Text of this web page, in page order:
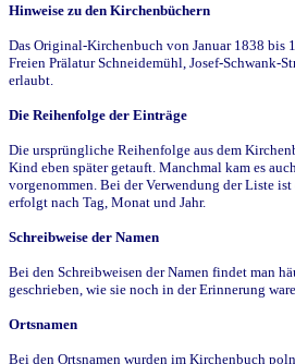
Hinweise zu den Kirchenbüchern
Das Original-Kirchenbuch von Januar 1838 bis
Freien Prälatur Schneidemühl, Josef-Schwank-
erlaubt.
Die Reihenfolge der Einträge
Die ursprüngliche Reihenfolge aus dem
Kind eben später getauft. Manchmal kam es
vorgenommen. Bei der Verwendung der Liste
erfolgt nach Tag, Monat und Jahr.
Schreibweise der Namen
Bei den Schreibweisen der Namen findet man
geschrieben, wie sie noch in der Erinnerung
Ortsnamen
Bei den Ortsnamen wurden im Kirchenbuch